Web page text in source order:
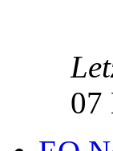
07